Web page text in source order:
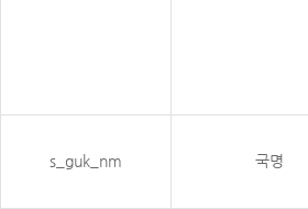
s_guk_nm 국명